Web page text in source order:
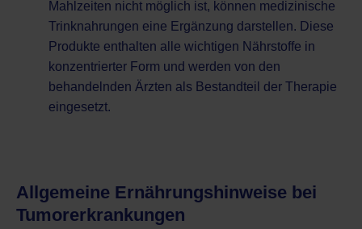
Mahlzeiten nicht möglich ist, können medizinische
Trinknahrungen eine Ergänzung darstellen. Diese
Produkte enthalten alle wichtigen Nährstoffe in
konzentrierter Form und werden von den
behandelnden Ärzten als Bestandteil der Therapie
eingesetzt.
Allgemeine Ernährungshinweise bei
Tumorerkrankungen